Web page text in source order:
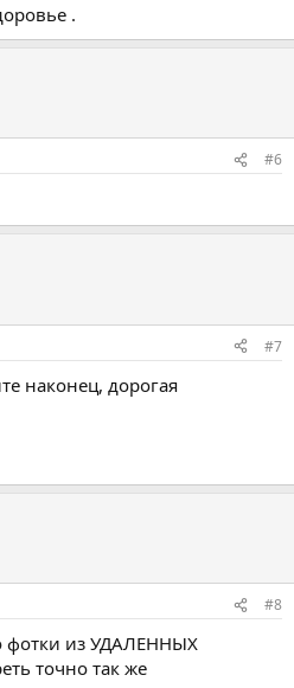
.
#6
#7
наконец, дорогая
#8
фотки из УДАЛЕННЫХ
точно так же